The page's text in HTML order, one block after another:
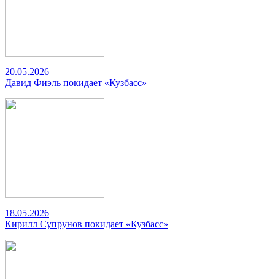
20.05.2026
Давид Фиэль покидает «Кузбасс»
18.05.2026
Кирилл Супрунов покидает «Кузбасс»